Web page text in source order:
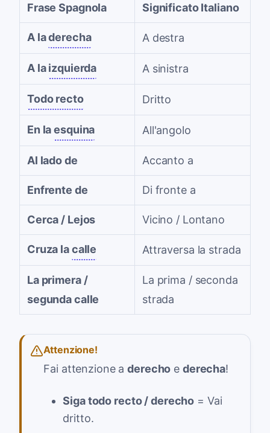
Frase Spagnola Significato Italiano
A laderecha A destra
A laizquierda A sinistra
Todo recto Dritto
En laesquina All'angolo
Al lado de Accanto a
Enfrente de Di fronte a
Cerca / Lejos Vicino / Lontano
Cruza lacalle Attraversa la strada
La primera /
segunda calle
La prima / seconda
strada
Attenzione!
Fai attenzione aderecho e derecha!
Siga todo recto / derecho = Vai
dritto.